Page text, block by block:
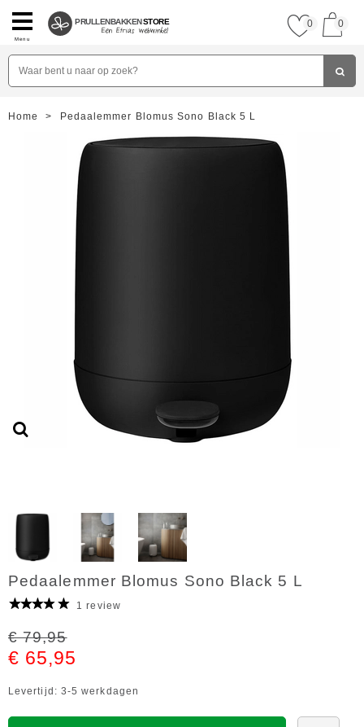
Menu
PRULLENBAKKENSTORE 0 0
Home > Pedaalemmer Blomus Sono Black 5 L
Pedaalemmer Blomus Sono Black 5 L
1 review
€ 79,95
€ 65,95
Levertijd: 3-5 werkdagen